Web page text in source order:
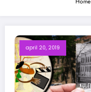
april 20, 2019